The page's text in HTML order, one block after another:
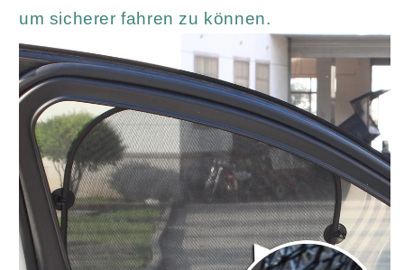
um sicherer fahren zu können.